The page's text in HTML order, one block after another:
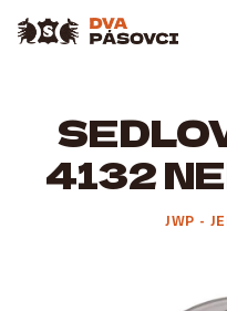
4132
JWP -